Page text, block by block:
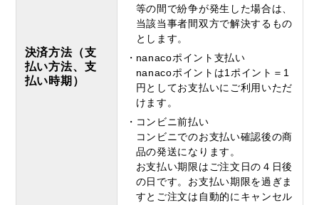
決済方法（支
払い方法、支
払い時期）
等の間で紛争が発生した場合は、
当該当事者間双方で解決するもの
とします。
nanacoポイント支払い
nanacoポイントは1ポイント＝1
円としてお支払いにご利用いただ
けます。
コンビニ前払い
コンビニでのお支払い確認後の商
品の発送になります。
お支払い期限はご注文日の４日後
の日です。お支払い期限を過ぎま
すとご注文は自動的にキャンセル